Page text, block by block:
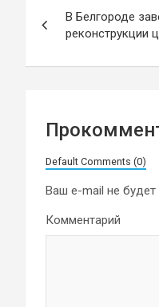
по
записям
В Белгороде
реконструкции
Default Comments (0)
Ваш e-mail не будет
Комментарий